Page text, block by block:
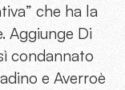
che ha la
Aggiunge Di
condannato
e Averroè